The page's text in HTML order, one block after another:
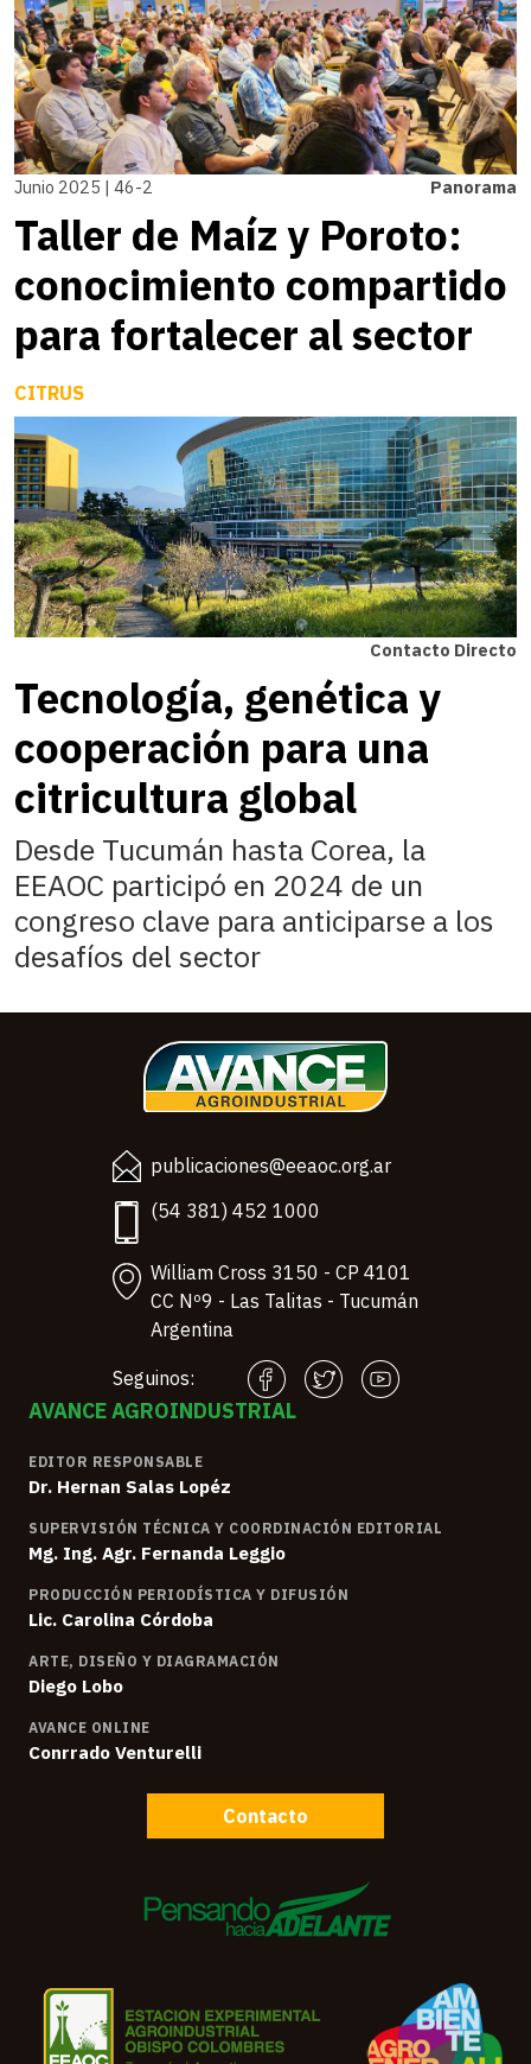
Junio 2025 | 46-2 Panorama
Taller de Maíz y Poroto:
conocimiento compartido
para fortalecer al sector
CITRUS
Contacto Directo
Tecnología, genética y
cooperación para una
citricultura global
Desde Tucumán hasta Corea, la
EEAOC participó en 2024 de un
congreso clave para anticiparse a los
desafíos del sector
publicaciones@eeaoc.org.ar
(54 381) 452 1000
William Cross 3150 - CP 4101
CC Nº9 - Las Talitas - Tucumán
Argentina
Seguinos:
AVANCE AGROINDUSTRIAL
EDITOR RESPONSABLE
Dr. Hernan Salas Lopéz
SUPERVISIÓN TÉCNICA Y COORDINACIÓN EDITORIAL
Mg. Ing. Agr. Fernanda Leggio
PRODUCCIÓN PERIODÍSTICA Y DIFUSIÓN
Lic. Carolina Córdoba
ARTE, DISEÑO Y DIAGRAMACIÓN
Diego Lobo
AVANCE ONLINE
Conrrado Venturelli
Contacto